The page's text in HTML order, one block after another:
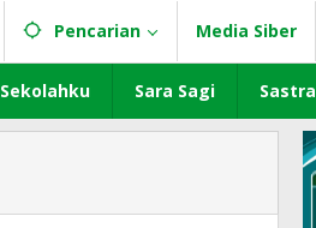
Pencarian Media Siber
Sekolahku Sara Sagi Sastra